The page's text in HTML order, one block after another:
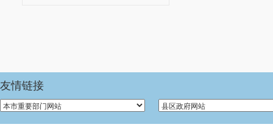
友情链接